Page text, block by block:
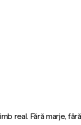
real. Fără marje,